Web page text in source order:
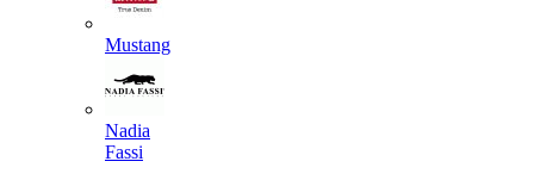
Mustang
Nadia
Fassi